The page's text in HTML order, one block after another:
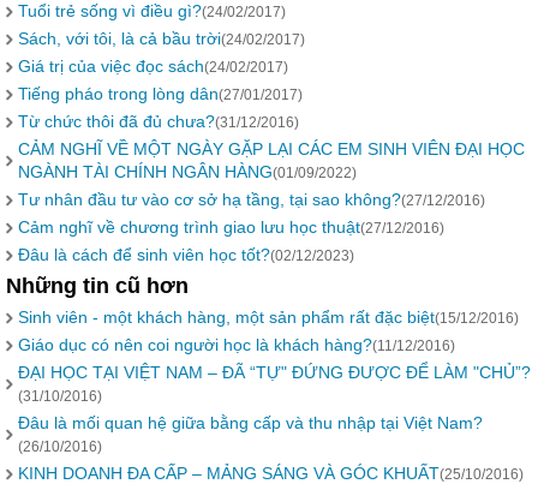
Tuổi trẻ sống vì điều gì?(24/02/2017)
Sách, với tôi, là cả bầu trời(24/02/2017)
Giá trị của việc đọc sách(24/02/2017)
Tiếng pháo trong lòng dân(27/01/2017)
Từ chức thôi đã đủ chưa?(31/12/2016)
CẢM NGHĨ VỀ MỘT NGÀY GẶP LẠI CÁC EM SINH VIÊN ĐẠI HỌC
NGÀNH TÀI CHÍNH NGÂN HÀNG(01/09/2022)
Tư nhân đầu tư vào cơ sở hạ tầng, tại sao không?(27/12/2016)
Cảm nghĩ về chương trình giao lưu học thuật(27/12/2016)
Đâu là cách để sinh viên học tốt?(02/12/2023)
Những tin cũ hơn
Sinh viên - một khách hàng, một sản phẩm rất đặc biệt(15/12/2016)
Giáo dục có nên coi người học là khách hàng?(11/12/2016)
ĐẠI HỌC TẠI VIỆT NAM – ĐÃ “TỰ" ĐỨNG ĐƯỢC ĐỂ LÀM "CHỦ”?
(31/10/2016)
Đâu là mối quan hệ giữa bằng cấp và thu nhập tại Việt Nam?
(26/10/2016)
KINH DOANH ĐA CẤP – MẢNG SÁNG VÀ GÓC KHUẤT(25/10/2016)